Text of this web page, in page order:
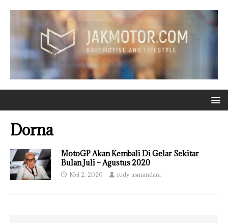
Dorna
MotoGP Akan Kembali Di Gelar Sekitar
Bulan Juli – Agustus 2020
Mei 2, 2020 rudy asmandara